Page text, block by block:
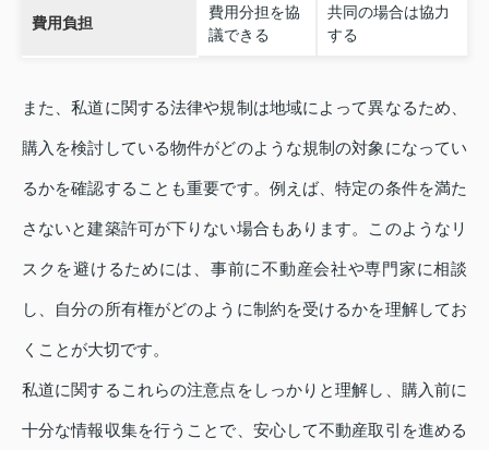
費用負担
費用分担を協
議できる
共同の場合は協力
する
また、私道に関する法律や規制は地域によって異なるため、
購入を検討している物件がどのような規制の対象になってい
るかを確認することも重要です。例えば、特定の条件を満た
さないと建築許可が下りない場合もあります。このようなリ
スクを避けるためには、事前に不動産会社や専門家に相談
し、自分の所有権がどのように制約を受けるかを理解してお
くことが大切です。
私道に関するこれらの注意点をしっかりと理解し、購入前に
十分な情報収集を行うことで、安心して不動産取引を進める